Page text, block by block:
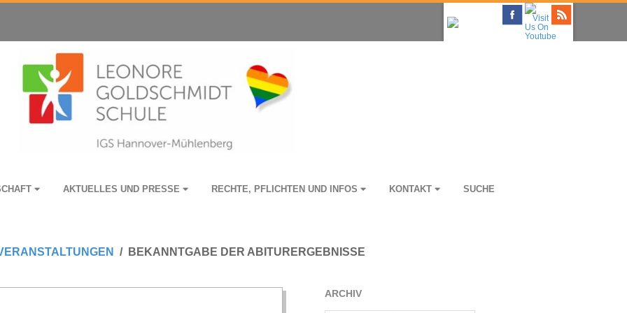
AKTU­EL­LES UND PRESSE RECHTE, PFLICH­TEN UND INFOS KON­TAKT SUCHE
BEKANNTGABE DER ABITURERGEBNISSE
ARCHIV